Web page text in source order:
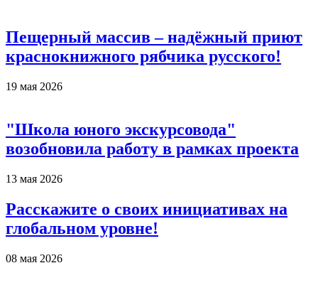
Пещерный массив – надёжный приют
краснокнижного рябчика русского!
19 мая 2026
"Школа юного экскурсовода"
возобновила работу в рамках проекта
13 мая 2026
Расскажите о своих инициативах на
глобальном уровне!
08 мая 2026